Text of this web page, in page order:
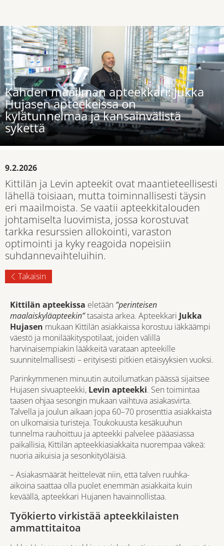
Kahden maailman apteekkari: Jukka
Hujasen apteekeissa on
kylätunnelmaa ja kansainvälistä
sykettä
9.2.2026
Kittilän ja Levin apteekit ovat maantieteellisesti
lähellä toisiaan, mutta toiminnallisesti täysin
eri maailmoista. Se vaatii apteekkitalouden
johtamiselta luovimista, jossa korostuvat
tarkka resurssien allokointi, varaston
optimointi ja kyky reagoida nopeisiin
suhdannevaihteluihin.
Takaisin
Kittilän apteekissa eletään ”perinteisen
maalaiskyläapteekin”tasaista arkea. Apteekkari Jukka
Hujasen mukaan Kittilän asiakkaissa korostuu iäkkäämpi
väestö ja monilääkityspotilaat, joiden välillä
harvinaisempiakin lääkkeitä varataan apteekille
suunnitelmallisesti – erityisesti pitkien etäisyyksien vuoksi.
Parinkymmenen minuutin autoilumatkan päässä sijaitsee
Hujasen sivuapteekki, Levin apteekki. Sen toimintaa
taasen ohjaa sesongin mukaan vaihtuva asiakasvirta.
Talvella ja joulun aikaan jopa 60–70 prosenttia asiakkaista
on ulkomaisia turisteja. Toukokuusta kesäkuuhun
tunnelma rauhoittuu ja apteekki palvelee pääasiassa
paikallisia, Kittilän apteekkiasiakkaita nuorempaa väkeä:
nuoria aikuisia ja sesonkityöläisiä.
– Asiakasmäärät heittelevät niin, että talven ruuhka-
aikoina saattaa olla puolet enemmän asiakkaita kuin
keväällä, apteekkari Hujanen havainnollistaa.
Työkierto virkistää apteekkilaisten
ammattitaitoa